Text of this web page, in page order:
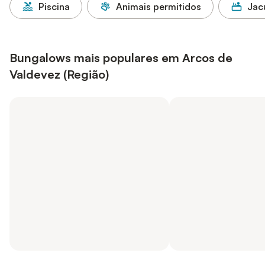
Piscina Animais permitidos
Bungalows mais populares em Arcos de
Valdevez (Região)